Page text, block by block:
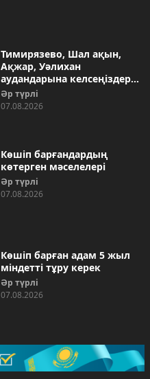
Тимирязево, Шал ақын,
Ақжар, Уәлихан
аудандарына келсеңіздер…
Әр түрлі
07.08.2026
Көшіп барғандардың
көтерген мәселелері
Әр түрлі
07.08.2026
Көшіп барған адам 5 жыл
міндетті тұру керек
Әр түрлі
07.08.2026